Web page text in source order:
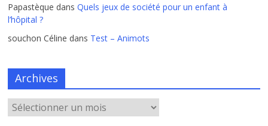
Papastèque dansQuels jeux de société pour un enfant à
l’hôpital ?
souchon Céline dans Test – Animots
Archives